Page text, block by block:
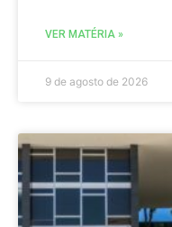
VER MATÉRIA »
9 de agosto de 2026